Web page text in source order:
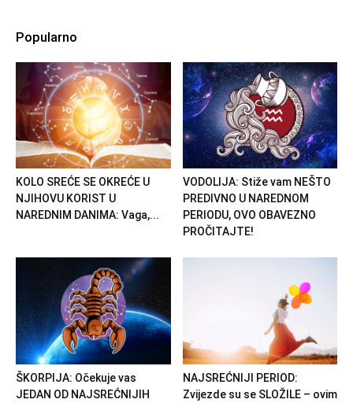
Popularno
KOLO SREĆE SE OKREĆE U
NJIHOVU KORIST U
NAREDNIM DANIMA: Vaga,...
VODOLIJA: Stiže vam NEŠTO
PREDIVNO U NAREDNOM
PERIODU, OVO OBAVEZNO
PROČITAJTE!
ŠKORPIJA: Očekuje vas
JEDAN OD NAJSREĆNIJIH
NAJSREĆNIJI PERIOD:
Zvijezde su se SLOŽILE – ovim